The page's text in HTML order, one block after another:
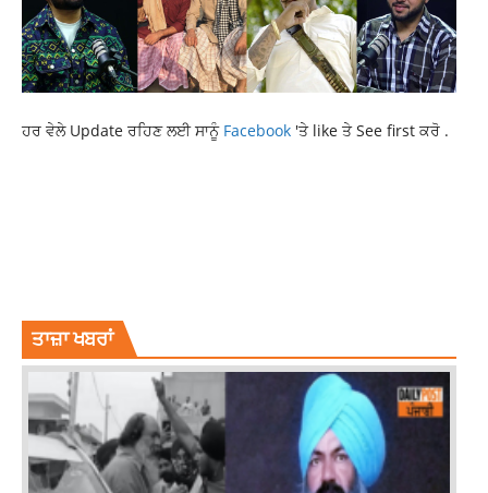
ਹਰ ਵੇਲੇ Update ਰਹਿਣ ਲਈ ਸਾਨੂੰ Facebook 'ਤੇ like ਤੇ See first ਕਰੋ .
ਤਾਜ਼ਾ ਖਬਰਾਂ